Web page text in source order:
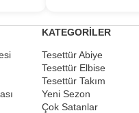
KATEGORİLER
Tesettür Abiye
Tesettür Elbise
Tesettür Takım
Yeni Sezon
Çok Satanlar